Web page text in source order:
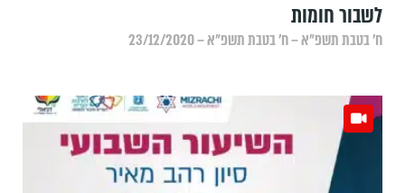
לשבור חומות
ח׳ בטבת תשפ״א – ח׳ בטבת תשפ״א – 23/12/2020